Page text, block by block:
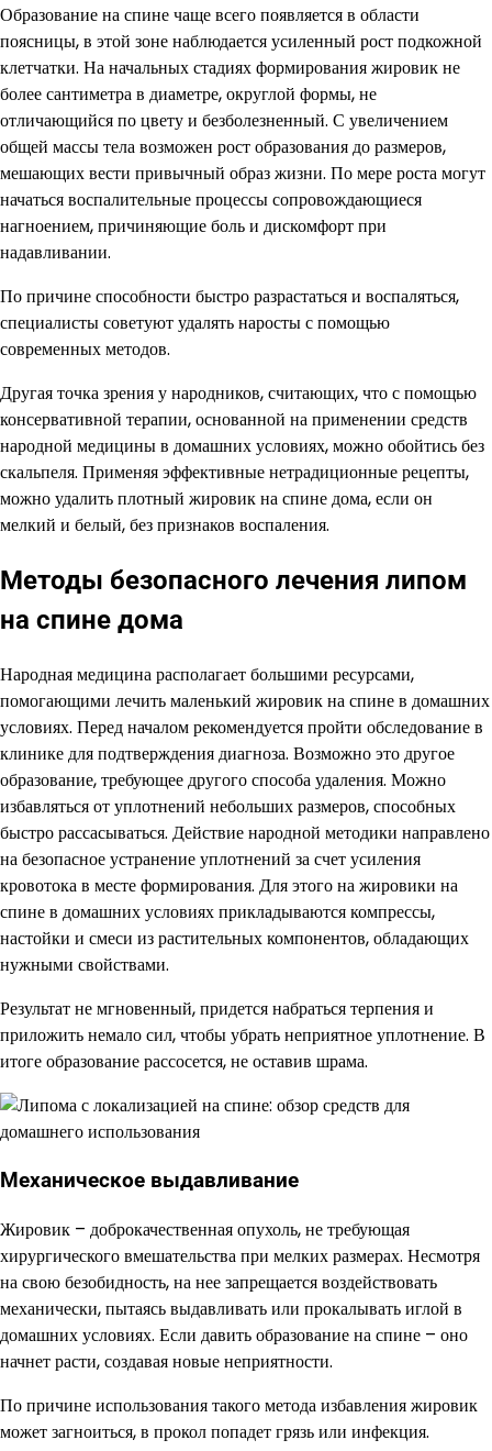
Образование на спине чаще всего появляется в области
поясницы, в этой зоне наблюдается усиленный рост подкожной
клетчатки. На начальных стадиях формирования жировик не
более сантиметра в диаметре, округлой формы, не
отличающийся по цвету и безболезненный. С увеличением
общей массы тела возможен рост образования до размеров,
мешающих вести привычный образ жизни. По мере роста могут
начаться воспалительные процессы сопровождающиеся
нагноением, причиняющие боль и дискомфорт при
надавливании.
По причине способности быстро разрастаться и воспаляться,
специалисты советуют удалять наросты с помощью
современных методов.
Другая точка зрения у народников, считающих, что с помощью
консервативной терапии, основанной на применении средств
народной медицины в домашних условиях, можно обойтись без
скальпеля. Применяя эффективные нетрадиционные рецепты,
можно удалить плотный жировик на спине дома, если он
мелкий и белый, без признаков воспаления.
Методы безопасного лечения липом
на спине дома
Народная медицина располагает большими ресурсами,
помогающими лечить маленький жировик на спине в домашних
условиях. Перед началом рекомендуется пройти обследование в
клинике для подтверждения диагноза. Возможно это другое
образование, требующее другого способа удаления. Можно
избавляться от уплотнений небольших размеров, способных
быстро рассасываться. Действие народной методики направлено
на безопасное устранение уплотнений за счет усиления
кровотока в месте формирования. Для этого на жировики на
спине в домашних условиях прикладываются компрессы,
настойки и смеси из растительных компонентов, обладающих
нужными свойствами.
Результат не мгновенный, придется набраться терпения и
приложить немало сил, чтобы убрать неприятное уплотнение. В
итоге образование рассосется, не оставив шрама.
Механическое выдавливание
Жировик – доброкачественная опухоль, не требующая
хирургического вмешательства при мелких размерах. Несмотря
на свою безобидность, на нее запрещается воздействовать
механически, пытаясь выдавливать или прокалывать иглой в
домашних условиях. Если давить образование на спине – оно
начнет расти, создавая новые неприятности.
По причине использования такого метода избавления жировик
может загноиться, в прокол попадет грязь или инфекция.